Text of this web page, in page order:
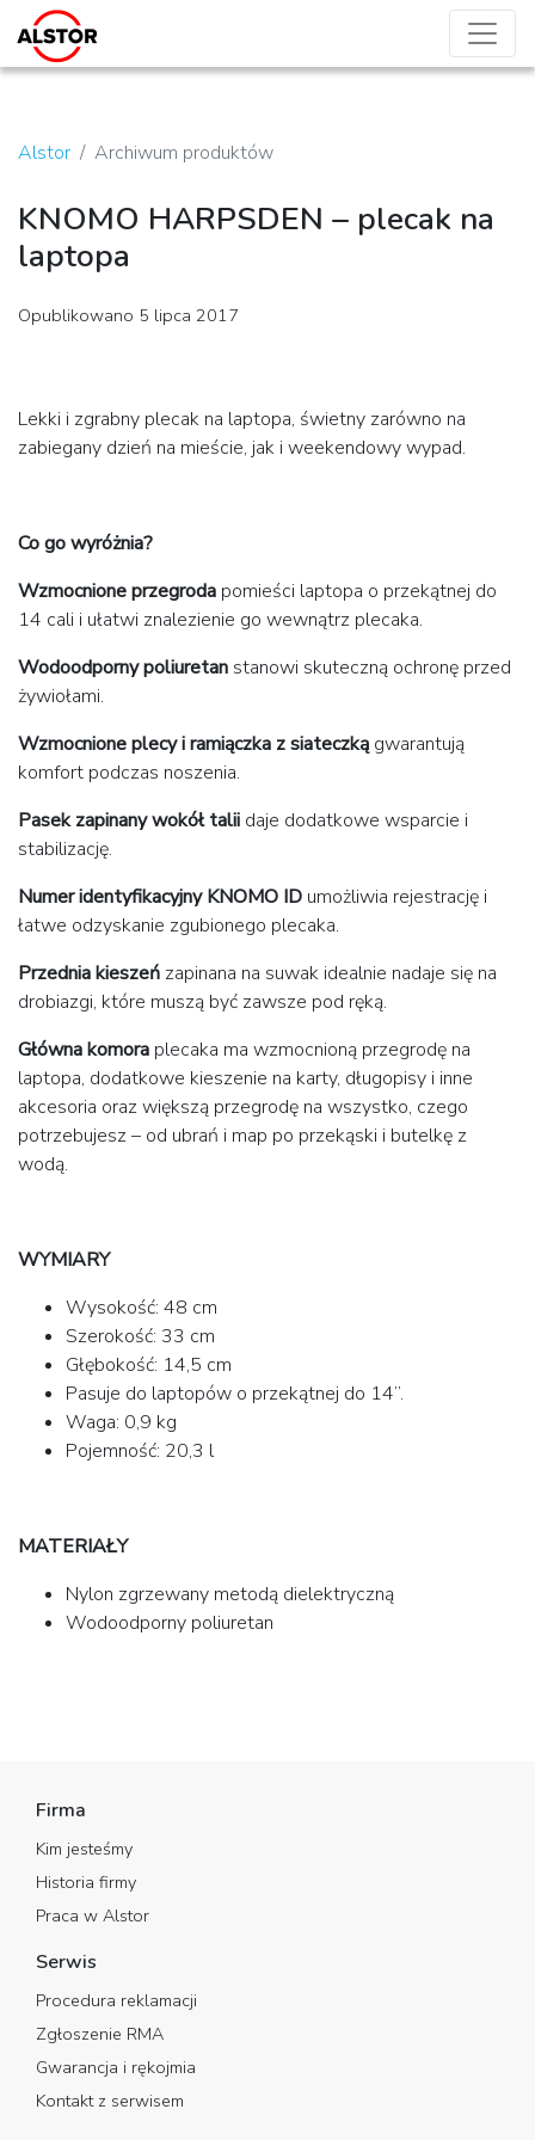
Alstor Archiwum produktów
KNOMO HARPSDEN – plecak na
laptopa
Opublikowano 5 lipca 2017
Lekki i zgrabny plecak na laptopa, świetny zarówno na
zabiegany dzień na mieście, jak i weekendowy wypad.
Co go wyróżnia?
Wzmocnione przegroda pomieści laptopa o przekątnej do
14 cali i ułatwi znalezienie go wewnątrz plecaka.
Wodoodporny poliuretan stanowi skuteczną ochronę przed
żywiołami.
Wzmocnione plecy i ramiączka z siateczką gwarantują
komfort podczas noszenia.
Pasek zapinany wokół talii daje dodatkowe wsparcie i
stabilizację.
Numer identyfikacyjny KNOMO ID umożliwia rejestrację i
łatwe odzyskanie zgubionego plecaka.
Przednia kieszeń zapinana na suwak idealnie nadaje się na
drobiazgi, które muszą być zawsze pod ręką.
Główna komora plecaka ma wzmocnioną przegrodę na
laptopa, dodatkowe kieszenie na karty, długopisy i inne
akcesoria oraz większą przegrodę na wszystko, czego
potrzebujesz – od ubrań i map po przekąski i butelkę z
wodą.
WYMIARY
Wysokość: 48 cm
Szerokość: 33 cm
Głębokość: 14,5 cm
Pasuje do laptopów o przekątnej do 14”.
Waga: 0,9 kg
Pojemność: 20,3 l
MATERIAŁY
Nylon zgrzewany metodą dielektryczną
Wodoodporny poliuretan
Firma
Kim jesteśmy
Historia firmy
Praca w Alstor
Serwis
Procedura reklamacji
Zgłoszenie RMA
Gwarancja i rękojmia
Kontakt z serwisem